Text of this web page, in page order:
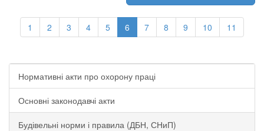
1 2 3 4 5 6 7 8 9 10 11
Нормативні акти про охорону праці
Основні законодавчі акти
Будівельні норми і правила (ДБН, СНиП)